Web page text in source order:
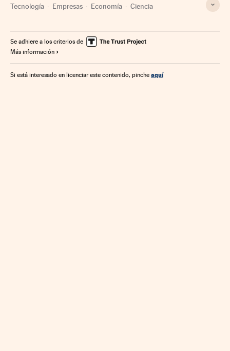
Tecnología Empresas Economía Ciencia
Se adhiere a los criterios de
Más información
Si está interesado en licenciar este contenido, pinche aquí